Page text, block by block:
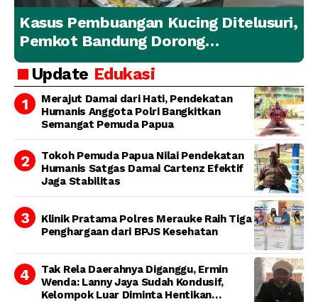
Kasus Pembuangan Kucing Ditelusuri,
Pemkot Bandung Dorong
Penanganan Hewan yang
Bertanggung Jawab
Update Edukasi
Merajut Damai dari Hati, Pendekatan
Humanis Anggota Polri Bangkitkan
Semangat Pemuda Papua
Tokoh Pemuda Papua Nilai Pendekatan
Humanis Satgas Damai Cartenz Efektif
Jaga Stabilitas
Klinik Pratama Polres Merauke Raih Tiga
Penghargaan dari BPJS Kesehatan
Tak Rela Daerahnya Diganggu, Ermin
Wenda: Lanny Jaya Sudah Kondusif,
Kelompok Luar Diminta Hentikan